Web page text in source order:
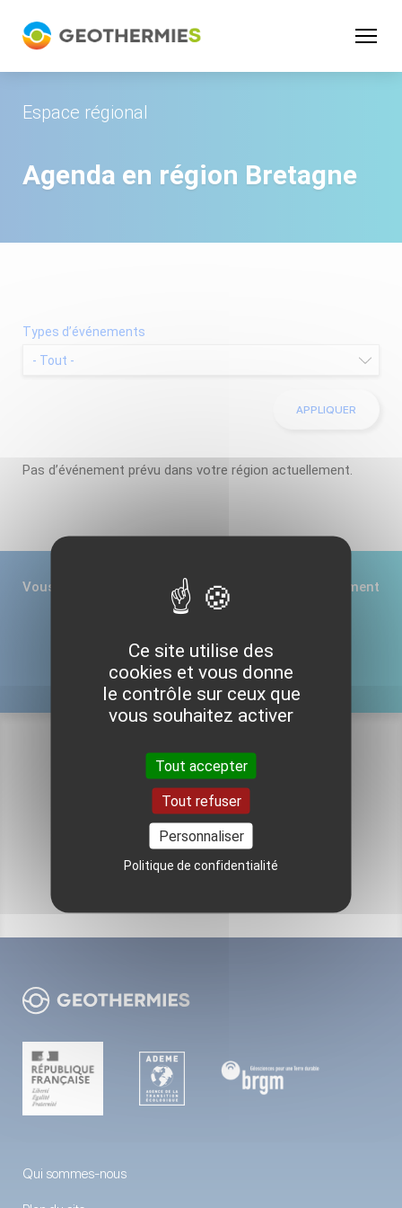
Espace régional
Agenda en région Bretagne
Types d’événements
Pas d’événement prévu dans votre région actuellement.
Vous souhaitez nous informer d’un prochain événement
régional ?
CONTACTEZ-NOUS
Pour aller plus loin
VOIR TOUS LES ÉVÉNEMENTS
Qui sommes-nous
Ce site utilise des
cookies et vous donne
le contrôle sur ceux que
vous souhaitez activer
Tout accepter
Tout refuser
Personnaliser
Politique de confidentialité